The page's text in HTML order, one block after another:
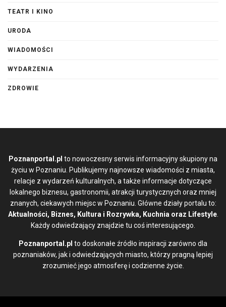
TEATR I KINO
URODA
WIADOMOŚCI
WYDARZENIA
ZDROWIE
Poznanportal.pl to nowoczesny serwis informacyjny skupiony na
życiu w Poznaniu. Publikujemy najnowsze wiadomości z miasta,
relacje z wydarzeń kulturalnych, a także informacje dotyczące
lokalnego biznesu, gastronomii, atrakcji turystycznych oraz mniej
znanych, ciekawych miejsc w Poznaniu. Główne działy portalu to:
Aktualności, Biznes, Kultura i Rozrywka, Kuchnia oraz Lifestyle.
Każdy odwiedzający znajdzie tu coś interesującego.
Poznanportal.pl to doskonałe źródło inspiracji zarówno dla
poznaniaków, jak i odwiedzających miasto, którzy pragną lepiej
zrozumieć jego atmosferę i codzienne życie.